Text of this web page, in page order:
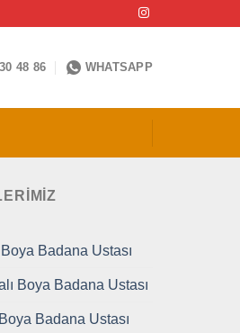
48 86 WHATSAPP
Badana Ustası
Boya Badana Ustası
Badana Ustası